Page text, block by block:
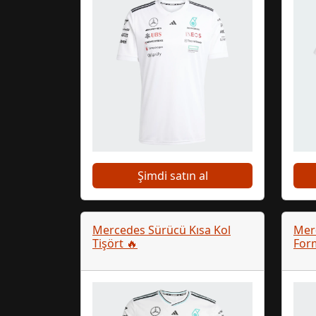
Şimdi satın al
Mercedes Sürücü Kısa Kol
Tişört 🔥